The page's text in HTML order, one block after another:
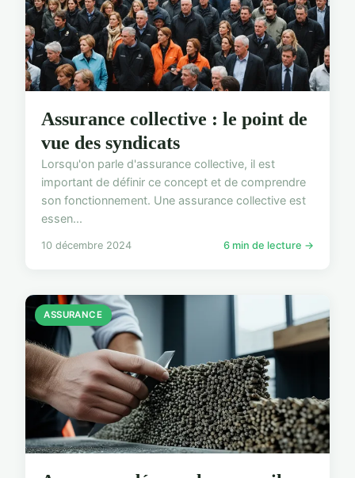
Assurance collective : le point de
vue des syndicats
Lorsqu'on parle d'assurance collective, il est
important de définir ce concept et de comprendre
son fonctionnement. Une assurance collective est
essen...
10 décembre 2024 6 min de lecture →
ASSURANCE